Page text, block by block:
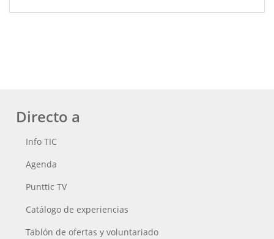
Directo a
Info TIC
Agenda
Punttic TV
Catálogo de experiencias
Tablón de ofertas y voluntariado